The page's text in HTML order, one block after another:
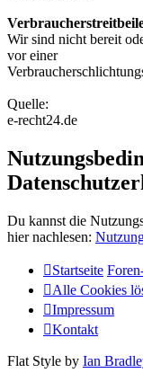
Wir sind nicht bereit
vor einer
Quelle:
e-recht24.de
Du kannst die
hier nachlesen:
Startseite
Alle Cookies
Impressum
Kontakt
Flat Style by Ian